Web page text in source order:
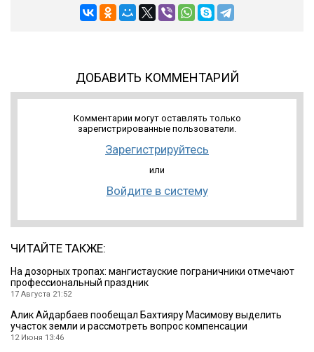
ДОБАВИТЬ КОММЕНТАРИЙ
Комментарии могут оставлять только
зарегистрированные пользователи.
Зарегистрируйтесь
или
Войдите в систему
ЧИТАЙТЕ ТАКЖЕ:
На дозорных тропах: мангистауские пограничники отмечают
профессиональный праздник
17 Августа 21:52
Алик Айдарбаев пообещал Бахтияру Масимову выделить
участок земли и рассмотреть вопрос компенсации
12 Июня 13:46